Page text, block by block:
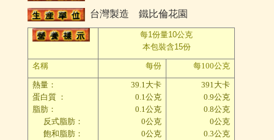
台灣製造 鐵比倫花園
每1份量10公克
本包裝含15份
名稱 每份 每100公克
熱量：
蛋白質 ：
脂肪：
反式脂肪：
飽和脂肪：
39.1大卡
0.1公克
0.1公克
0公克
0公克
391大卡
0.9公克
0.8公克
0公克
0.3公克